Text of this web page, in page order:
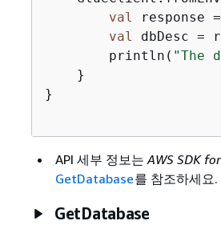
val response
val dbDesc =
        println(
"The
    }
}
API 세부 정보는AWS SDK
GetDatabase를 참조하세요.
GetDatabase